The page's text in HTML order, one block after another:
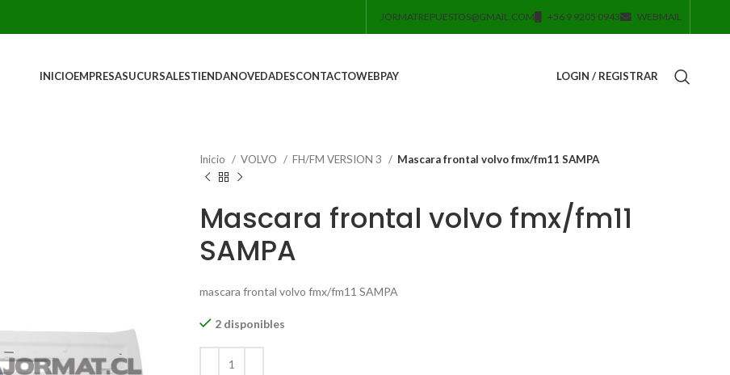
JORMATREPUESTOS@GMAIL.COM +56 9 9205 0943 WEBMAIL
INICIOEMPRESASUCURSALESTIENDANOVEDADESCONTACTOWEBPAY LOGIN / REGISTRAR
Inicio VOLVO FH/FM VERSION 3 Mascara frontal volvo fmx/fm11 SAMPA
Mascara frontal volvo fmx/fm11
SAMPA
mascara frontal volvo fmx/fm11 SAMPA
2 disponibles